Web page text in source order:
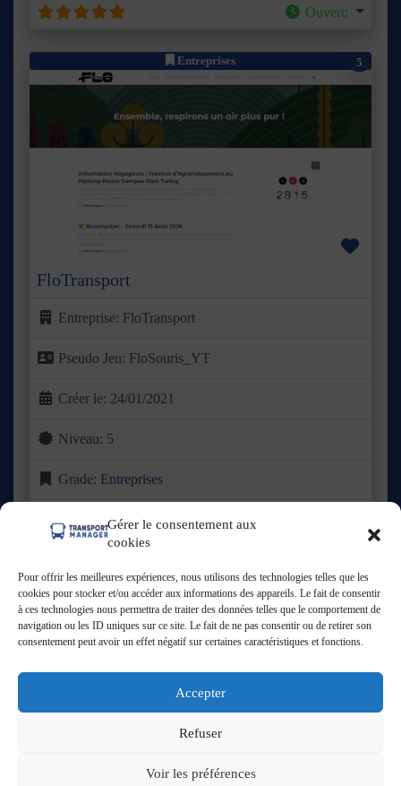
Gérer le consentement aux
cookies
Pour offrir les meilleures expériences, nous utilisons des technologies telles que les
cookies pour stocker et/ou accéder aux informations des appareils. Le fait de consentir
à ces technologies nous permettra de traiter des données telles que le comportement de
navigation ou les ID uniques sur ce site. Le fait de ne pas consentir ou de retirer son
consentement peut avoir un effet négatif sur certaines caractéristiques et fonctions.
Accepter
Refuser
Voir les préférences
Ouvert:
Entreprises 5
Précédent
FloTransport
Entreprise: FloTransport
Pseudo Jeu: FloSouris_YT
Créer le: 24/01/2021
Niveau: 5
Grade: Entreprises
2021 avec une ambition claire : proposer une offre de
Ouvert
Voir tout
Directory